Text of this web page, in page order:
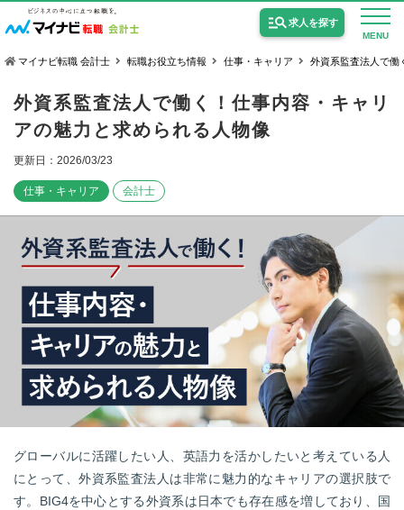
MENU
求人を探す
公認会計士試験合格向けの求人
USCPA（米国公認会計士）の求人
女性会計士の転職
個別転職相談会・セミナー
転職お役立ち情報
ご利用ガイド
非公開求人とは？
マイナビ転職 会計士 転職お役立ち情報 仕事・キャリア 外資系監査法人で働
外資系監査法人で働く！仕事内容・キャリ
アの魅力と求められる人物像
更新日：2026/03/23
仕事・キャリア 会計士
グローバルに活躍したい人、英語力を活かしたいと考えている人
にとって、外資系監査法人は非常に魅力的なキャリアの選択肢で
す。BIG4を中心とする外資系は日本でも存在感を増しており、国